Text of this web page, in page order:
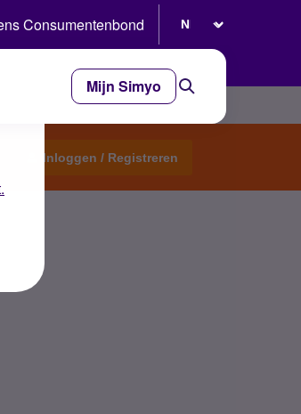
Consumentenbond
Mijn Simyo
Inloggen / Registreren